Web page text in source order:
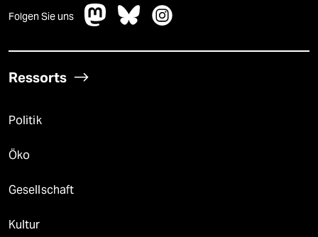
Folgen Sie uns
Ressorts
Politik
Öko
Gesellschaft
Kultur